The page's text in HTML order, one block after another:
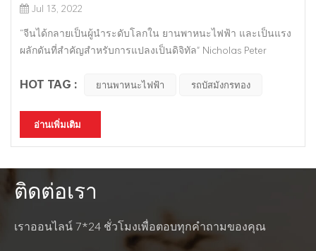
Jul 13, 2022
“จีนได้กลายเป็นผู้นำระดับโลกใน ยานพาหนะไฟฟ้า และเป็นแรง
ผลักดันที่สำคัญสำหรับการแปลงเป็นดิจิทัล" Nicholas Peter
กล่าวว่าจีนจะเป็นตลาดรถยนต์พลังงานใหม่ที่ใหญ่ที่สุดในโลกใน
Co., ตอบสนองความต้...
HOT TAG : ยานพาหนะไฟฟ้า รถบัสมังกรทอง
อ่านเพิ่มเติม
ติดต่อเรา
เราออนไลน์ 7*24 ชั่วโมงเพื่อตอบทุกคำถามของคุณ